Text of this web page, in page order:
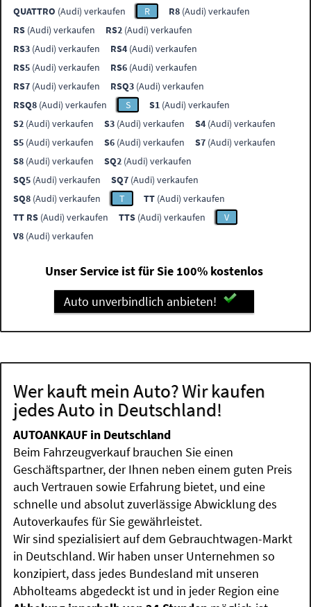
QUATTRO (Audi) verkaufen R R8 (Audi) verkaufen
RS (Audi) verkaufen RS2 (Audi) verkaufen
RS3 (Audi) verkaufen RS4 (Audi) verkaufen
RS5 (Audi) verkaufen RS6 (Audi) verkaufen
RS7 (Audi) verkaufen RSQ3 (Audi) verkaufen
RSQ8 (Audi) verkaufen S S1 (Audi) verkaufen
S2 (Audi) verkaufen S3 (Audi) verkaufen S4 (Audi) verkaufen
S5 (Audi) verkaufen S6 (Audi) verkaufen S7 (Audi) verkaufen
S8 (Audi) verkaufen SQ2 (Audi) verkaufen
SQ5 (Audi) verkaufen SQ7 (Audi) verkaufen
SQ8 (Audi) verkaufen T TT (Audi) verkaufen
TT RS (Audi) verkaufen TTS (Audi) verkaufen
V
V8 (Audi) verkaufen
Unser Service ist für Sie 100% kostenlos
Auto unverbindlich anbieten!
Wer kauft mein Auto? Wir kaufen
jedes Auto in Deutschland!
AUTOANKAUF in Deutschland
Beim Fahrzeugverkauf brauchen Sie einen
Geschäftspartner, der Ihnen neben einem guten Preis
auch Vertrauen sowie Erfahrung bietet, und eine
schnelle und absolut zuverlässige Abwicklung des
Autoverkaufes für Sie gewährleistet.
Wir sind spezialisiert auf dem Gebrauchtwagen-Markt
in Deutschland. Wir haben unser Unternehmen so
konzipiert, dass jedes Bundesland mit unseren
Abholteams abgedeckt ist und in jeder Region eine